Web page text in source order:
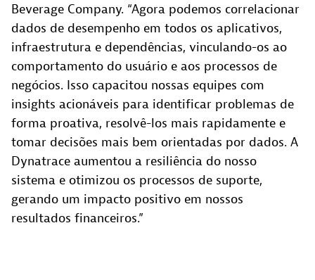
Beverage Company. “Agora podemos correlacionar
dados de desempenho em todos os aplicativos,
infraestrutura e dependências, vinculando-os ao
comportamento do usuário e aos processos de
negócios. Isso capacitou nossas equipes com
insights acionáveis para identificar problemas de
forma proativa, resolvê-los mais rapidamente e
tomar decisões mais bem orientadas por dados. A
Dynatrace aumentou a resiliência do nosso
sistema e otimizou os processos de suporte,
gerando um impacto positivo em nossos
resultados financeiros.”